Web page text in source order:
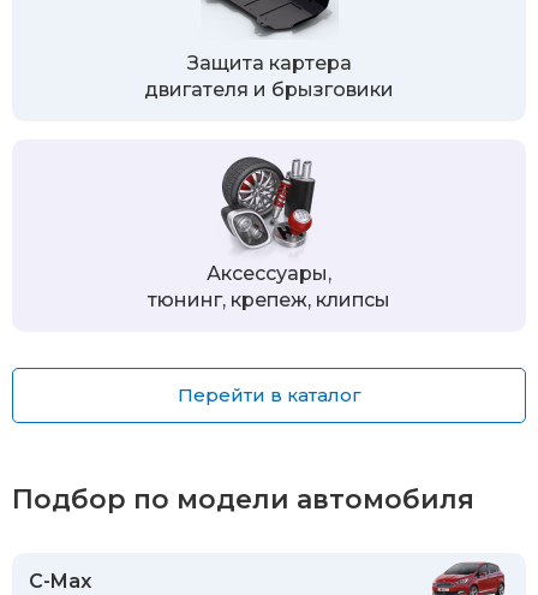
Защита картера
двигателя и брызговики
Аксессуары,
тюнинг, крепеж, клипсы
Перейти в каталог
Подбор по модели автомобиля
C-Max